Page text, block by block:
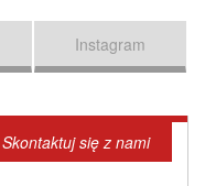
Instagram
Skontaktuj się z nami